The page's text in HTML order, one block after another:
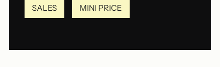
SALES MINI PRICE